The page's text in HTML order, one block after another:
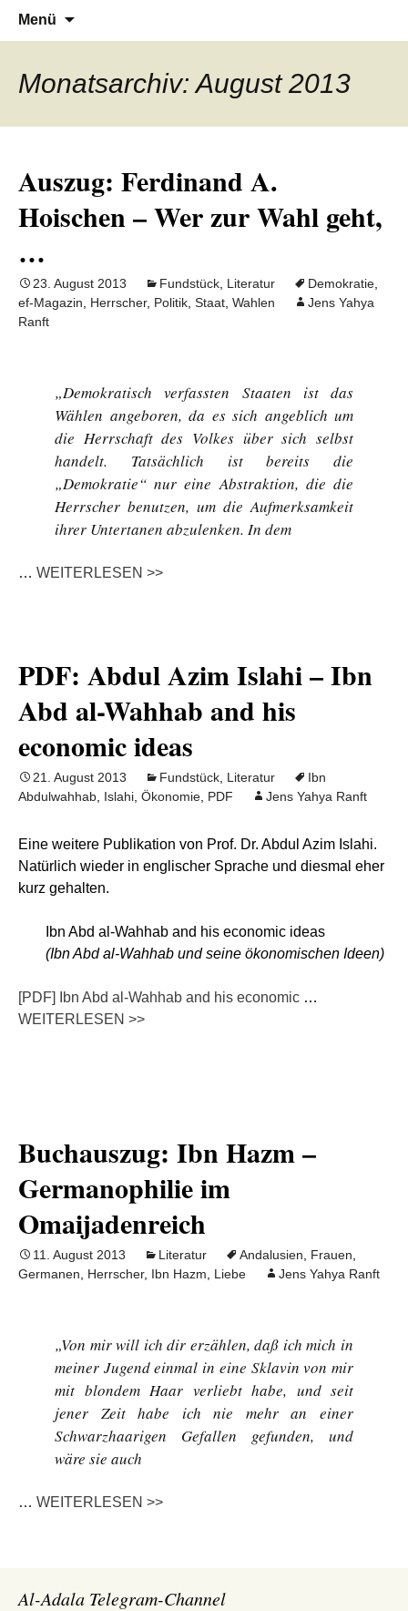
Al-Adala.de
Denn die Gerechtigkeit ist die Grundlage
von allem
Menü
Monatsarchiv: August 2013
Auszug: Ferdinand A.
Hoischen – Wer zur Wahl geht,
…
23. August 2013 Fundstück Literatur Demokratie
ef-Magazin
Herrscher, Politik Staat Wahlen
Jens Yahya
Ranft
„Demokratisch verfassten Staaten ist das
Wählen angeboren, da es sich angeblich um
die Herrschaft des Volkes über sich selbst
handelt. Tatsächlich ist bereits die
„Demokratie“ nur eine Abstraktion, die die
Herrscher benutzen, um die Aufmerksamkeit
ihrer Untertanen abzulenken. In dem
… WEITERLESEN >>
PDF: Abdul Azim Islahi – Ibn
Abd al-Wahhab and his
economic ideas
21. August 2013 Fundstück Literatur
Ibn
Abdulwahhab Islahi Ökonomie PDF Jens Yahya Ranft
Eine weitere Publikation von Prof. Dr. Abdul Azim Islahi.
Natürlich wieder in englischer Sprache und diesmal eher
kurz gehalten.
Ibn Abd al-Wahhab and his economic ideas
(Ibn Abd al-Wahhab und seine ökonomischen Ideen)
[PDF] Ibn Abd al-Wahhab and his economic …
WEITERLESEN >>
Buchauszug: Ibn Hazm –
Germanophilie im
Omaijadenreich
11. August 2013 Literatur Andalusien Frauen
Germanen
Herrscher, Ibn Hazm Liebe Jens Yahya Ranft
„Von mir will ich dir erzählen, daß ich mich in
meiner Jugend einmal in eine Sklavin von mir
mit blondem Haar verliebt habe, und seit
jener Zeit habe ich nie mehr an einer
Schwarzhaarigen Gefallen gefunden, und
wäre sie auch
… WEITERLESEN >>
Al-Adala Telegram-Channel